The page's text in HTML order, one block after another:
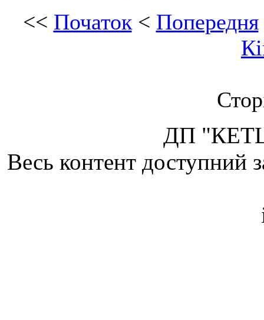
<< Початок< Попередня
ДП
Весь контент доступний